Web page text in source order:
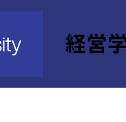
経営
News